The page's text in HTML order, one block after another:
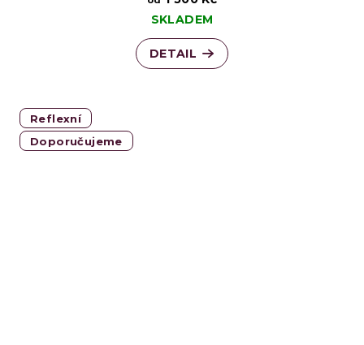
SKLADEM
DETAIL
Reflexní
Doporučujeme